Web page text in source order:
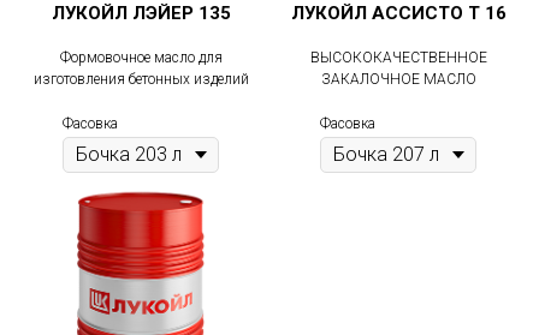
ЛУКОЙЛ ЛЭЙЕР 135
Формовочное масло для
изготовления бетонных изделий
Фасовка
ЛУКОЙЛ АССИСТО Т 16
ВЫСОКОКАЧЕСТВЕННОЕ
ЗАКАЛОЧНОЕ МАСЛО
Фасовка